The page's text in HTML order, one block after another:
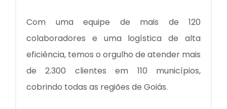
Com uma equipe de mais de 120
colaboradores e uma logística de alta
eficiência, temos o orgulho de atender mais
de 2.300 clientes em 110 municípios,
cobrindo todas as regiões de Goiás.